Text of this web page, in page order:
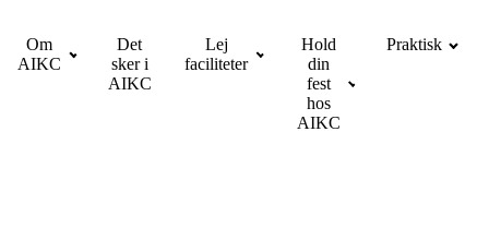
Om
AIKC
Det
sker i
AIKC
Lej
faciliteter
Hold
din
fest
hos
AIKC
Praktisk